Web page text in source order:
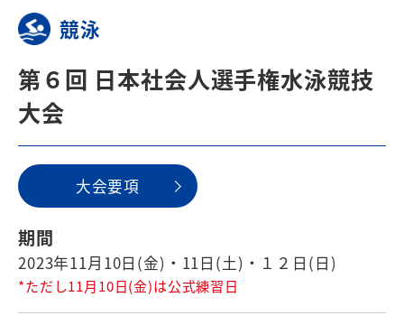
競泳
第６回 日本社会人選手権水泳競技
大会
⼤会要項
期間
2023年11月10日(金)・11日(土)・１２日(日)
*ただし11月10日(金)は公式練習日